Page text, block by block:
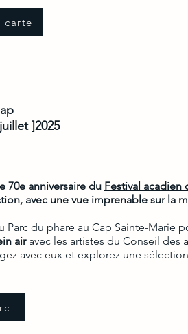
carte
]2025
70e anniversaire du Festival acadien
avec une vue imprenable sur la
Parc du phare au Cap Sainte-Marie
air avec les artistes du Conseil des
avec eux et explorez une